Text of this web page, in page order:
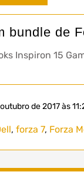
bundle de
Inspiron 15
de 2017 às
, forza 7, Forza